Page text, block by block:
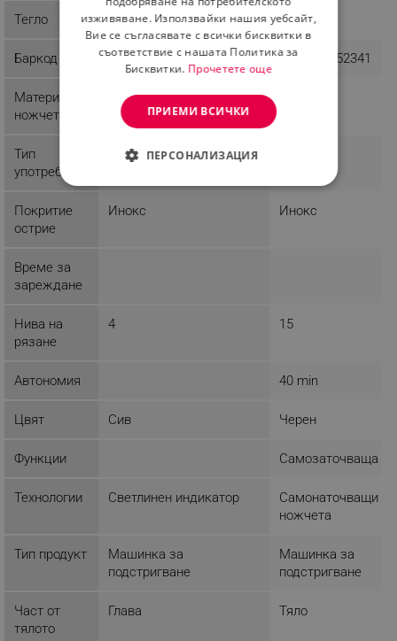
Тегло 0.63 kg 0.57 kg
Баркод 3800235300299 4008496652341
Материал
ножчета
Стомана
Тип
употреба
Домашна
Покритие
острие
Инокс Инокс
Време за
зареждане
Нива на
рязане
4 15
Автономия 40 min
Цвят Сив Черен
Функции Самозаточваща
Технологии Светлинен индикатор
Самонаточващи се
ножчета
Тип продукт
Машинка за
подстригване
Машинка за
подстригване
Част от
тялото
Глава Тяло
изживяване. Използвайки нашия уебсайт,
Вие се съгласявате с всички бисквитки в
съответствие с нашата Политика за
Бисквитки. Прочетете още
ПРИЕМИ ВСИЧКИ
ПЕРСОНАЛИЗАЦИЯ
СТРОГО НЕОБХОДИМО
НЕКЛАСИФИЦИРАНИ
Строго необходимо
Ефективност
Строго необходимите бисквитки позволяват
основната функционалност на уебсайта, като
потребителско влизане и управление на
правилно без строго необходими бисквитки.
Provider /
click_code_ps
.alleop.bg